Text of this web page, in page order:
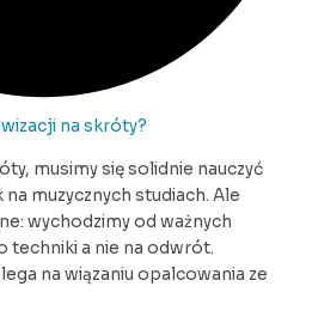
na skróty?
musimy się solidnie nauczyć
muzycznych studiach. Ale
wychodzimy od ważnych
techniki a nie na odwrót.
na wiązaniu opalcowania ze